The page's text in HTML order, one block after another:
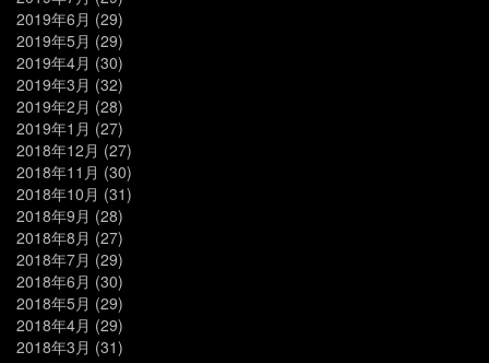
2019年6月 (29)
2019年5月 (29)
2019年4月 (30)
2019年3月 (32)
2019年2月 (28)
2019年1月 (27)
2018年12月 (27)
2018年11月 (30)
2018年10月 (31)
2018年9月 (28)
2018年8月 (27)
2018年7月 (29)
2018年6月 (30)
2018年5月 (29)
2018年4月 (29)
2018年3月 (31)